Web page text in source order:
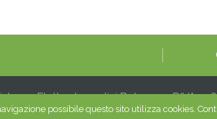
Elettrodomestici Bologna - P.IVA
possibile questo sito utilizza cookies.